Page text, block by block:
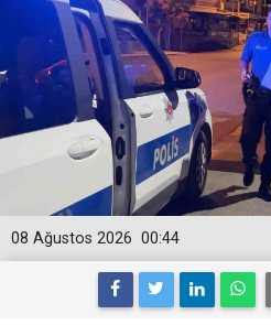
00:44
08 Ağustos 2026